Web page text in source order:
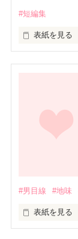
#短編集
表紙を見る
４つの恋の
A型  ＊真面
黒瀬 優馬
山崎 蓮斗
    ×
久城 ゆり
#男目線 #地味
表紙を見る